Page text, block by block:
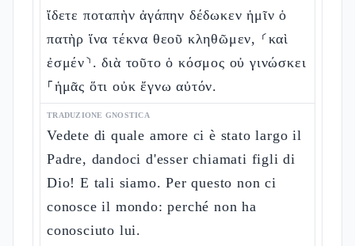
ἴδετε ποταπὴν ἀγάπην δέδωκεν ἡμῖν ὁ
πατὴρ ἵνα τέκνα θεοῦ κληθῶμεν, ⸂καὶ
ἐσμέν⸃. διὰ τοῦτο ὁ κόσμος οὐ γινώσκει
⸀ἡμᾶς ὅτι οὐκ ἔγνω αὐτόν.
TRADUZIONE GNOSTICA
Vedete di quale amore ci è stato largo il
Padre, dandoci d'esser chiamati figli di
Dio! E tali siamo. Per questo non ci
conosce il mondo: perché non ha
conosciuto lui.